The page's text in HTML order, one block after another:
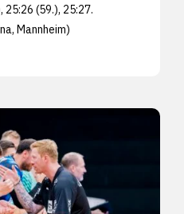
25:26 (59.), 25:27.
Mannheim)